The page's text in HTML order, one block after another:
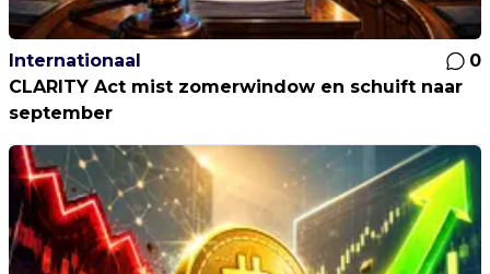
Internationaal
0
CLARITY Act mist zomerwindow en schuift naar
september